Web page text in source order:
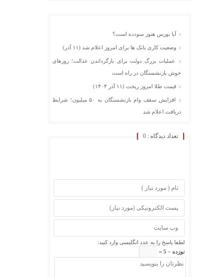
آیا بورس هنوز سودده است؟
وضعیت کاری بانک ها برای امروز اعلام شد (۱۱ آذر)
عملیات بزرگ دولت برای بازگرداندن عدالت؛ روزهای
خوش بازنشستگان در راه است
قیمت طلا امروز ریخت (۱۱ آذر ۱۴۰۴)
افزایش سقف وام بازنشستگان به ۵۰ میلیون؛ شرایط
دریافت اعلام شد
تعداد دیدگاه : 0
لطفا پاسخ را به عدد انگلیسی وارد کنید:
نوزده − 5 =